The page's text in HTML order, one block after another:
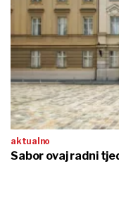
aktualno
Sabor ovaj radni